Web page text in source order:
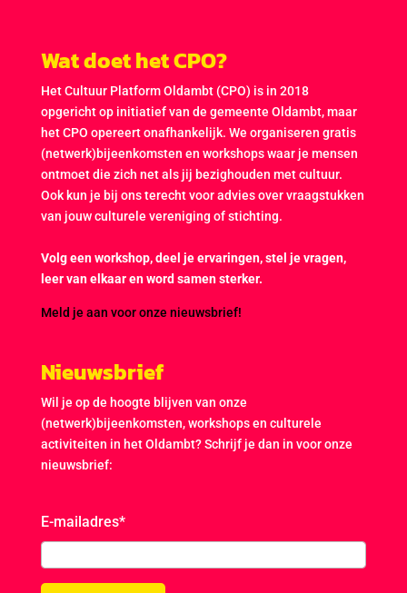
Wat doet het CPO?
Het Cultuur Platform Oldambt (CPO) is in 2018
opgericht op initiatief van de gemeente Oldambt, maar
het CPO opereert onafhankelijk. We organiseren gratis
(netwerk)bijeenkomsten en workshops waar je mensen
ontmoet die zich net als jij bezighouden met cultuur.
Ook kun je bij ons terecht voor advies over vraagstukken
van jouw culturele vereniging of stichting.
Volg een workshop, deel je ervaringen, stel je vragen,
leer van elkaar en word samen sterker.
Meld je aan voor onze nieuwsbrief!
Nieuwsbrief
Wil je op de hoogte blijven van onze
(netwerk)bijeenkomsten, workshops en culturele
activiteiten in het Oldambt? Schrijf je dan in voor onze
nieuwsbrief:
E-mailadres*